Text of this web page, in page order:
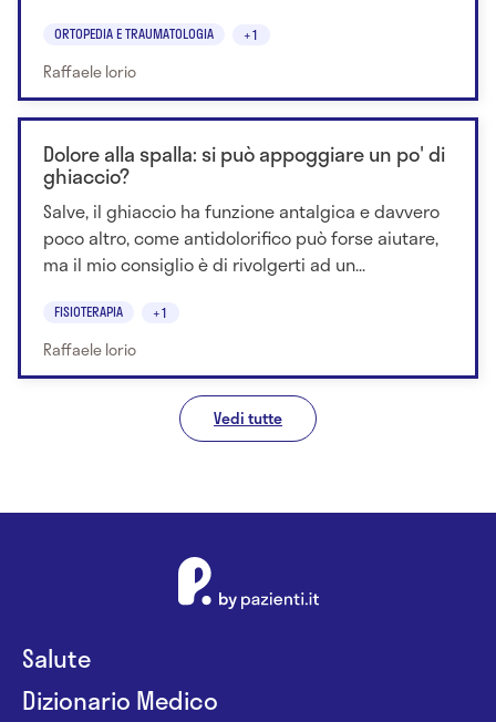
ORTOPEDIA E TRAUMATOLOGIA +1
Raffaele Iorio
Dolore alla spalla: si può appoggiare un po' di
ghiaccio?
Salve, il ghiaccio ha funzione antalgica e davvero
poco altro, come antidolorifico può forse aiutare,
ma il mio consiglio è di rivolgerti ad un...
FISIOTERAPIA +1
Raffaele Iorio
Vedi tutte
Salute
Dizionario Medico